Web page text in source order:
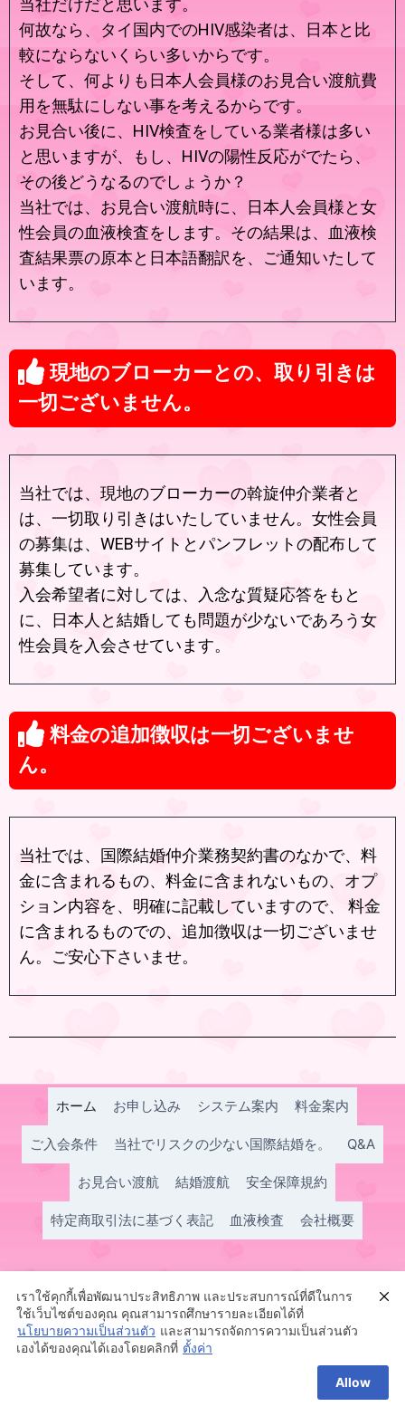
何故なら、タイ国内でのHIV感染者は、日本と比
較にならないくらい多いからです。
そして、何よりも日本人会員様のお見合い渡航費
用を無駄にしない事を考えるからです。
お見合い後に、HIV検査をしている業者様は多い
と思いますが、もし、HIVの陽性反応がでたら、
その後どうなるのでしょうか？
当社では、お見合い渡航時に、日本人会員様と女
性会員の血液検査をします。その結果は、血液検
査結果票の原本と日本語翻訳を、ご通知いたして
います。
現地のブローカーとの、取り引きは
一切ございません。
当社では、現地のブローカーの斡旋仲介業者と
は、一切取り引きはいたしていません。女性会員
の募集は、WEBサイトとパンフレットの配布して
募集しています。
入会希望者に対しては、入念な質疑応答をもと
に、日本人と結婚しても問題が少ないであろう女
性会員を入会させています。
料金の追加徴収は一切ございませ
ん。
当社では、国際結婚仲介業務契約書のなかで、料
金に含まれるもの、料金に含まれないもの、オプ
ション内容を、明確に記載していますので、 料金
に含まれるものでの、追加徴収は一切ございませ
ん。ご安心下さいませ。
ホーム お申し込み システム案内 料金案内
ご入会条件 当社でリスクの少ない国際結婚を。 Q&A
お見合い渡航 結婚渡航 安全保障規約
特定商取引法に基づく表記 血液検査 会社概要
เราใช้คุกกี้เพื่อพัฒนาประสิทธิภาพ และประสบการณ์ที่ดีในการ
ใช้เว็บไซต์ของคุณ คุณสามารถศึกษารายละเอียดได้ที่
นโยบายความเป็นส่วนตัว และสามารถจัดการความเป็นส่วนตัว
เองได้ของคุณได้เองโดยคลิกที่ ตั้งค่า
Allow